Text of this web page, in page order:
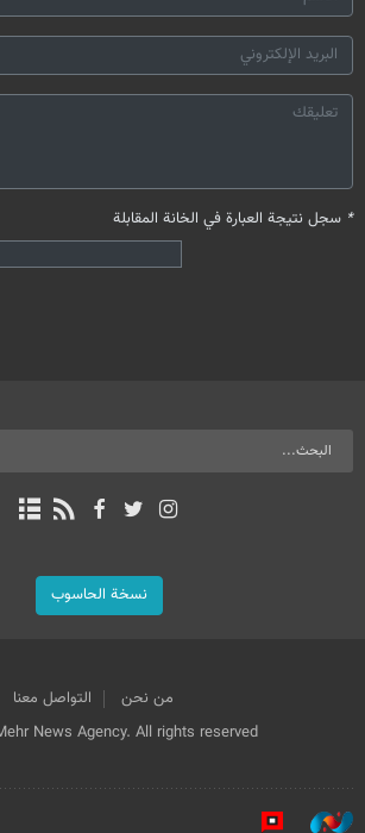
* سجل نتيجة العبارة في الخانة المقابلة
نسخة الحاسوب
من نحن
التواصل معنا
News Agency. All rights reserved